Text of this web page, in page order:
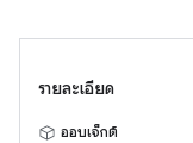
รายละเอียด
ออบเจ็กต์